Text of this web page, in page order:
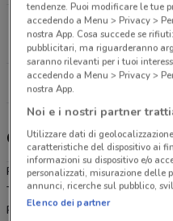
Via dei Colli
11.8 km
CHIUSO
Gli sconti del nuovo
Pam è presente in vari punti
Torrimpietra, VIA AURELIA KM
Roma, PIAZZA DELLA
tendenze. Puoi modificare le tue
accedendo a Menu > Privacy >
nostra App. Cosa succede se
pubblicitari, ma riguarderanno
saranno rilevanti per i tuoi
accedendo a Menu > Privacy >
nostra App.
Noi e i nostri partner
Utilizzare dati di
caratteristiche del dispositivo ai
informazioni su dispositivo e/o
personalizzati, misurazione delle
annunci, ricerche sul pubblico,
Elenco dei partner